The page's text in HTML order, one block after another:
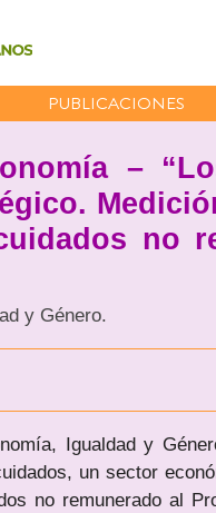
PUBLICACIONES
–
no
y Género.
Igualdad y
un sector
no remunerado al